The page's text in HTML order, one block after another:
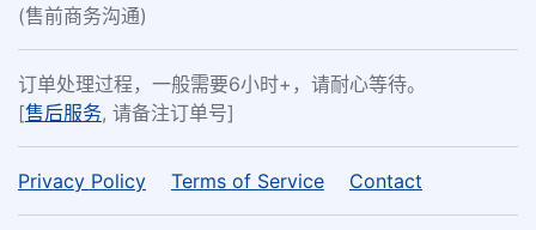
(售前商务沟通)
订单处理过程，一般需要6小时+，请耐心等待。
[售后服务, 请备注订单号]
Privacy Policy Terms of Service Contact